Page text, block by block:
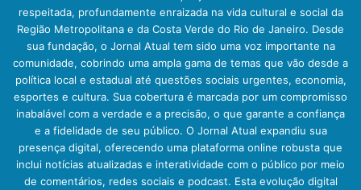
respeitada, profundamente enraizada na vida cultural e social da
Região Metropolitana e da Costa Verde do Rio de Janeiro. Desde
sua fundação, o Jornal Atual tem sido uma voz importante na
comunidade, cobrindo uma ampla gama de temas que vão desde a
política local e estadual até questões sociais urgentes, economia,
esportes e cultura. Sua cobertura é marcada por um compromisso
inabalável com a verdade e a precisão, o que garante a confiança
e a fidelidade de seu público. O Jornal Atual expandiu sua
presença digital, oferecendo uma plataforma online robusta que
inclui notícias atualizadas e interatividade com o público por meio
de comentários, redes sociais e podcast. Esta evolução digital